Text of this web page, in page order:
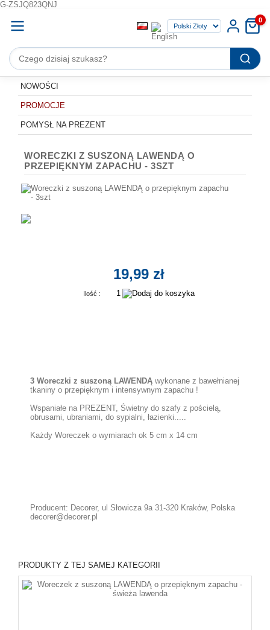
G-ZSJQ823QNJ
0
NOWOŚCI
PROMOCJE
POMYSŁ NA PREZENT
WORECZKI Z SUSZONĄ LAWENDĄ O
PRZEPIĘKNYM ZAPACHU - 3SZT
19,99 zł
Ilość :
3 Woreczki z suszoną LAWENDĄ wykonane z bawełnianej
tkaniny o przepięknym i intensywnym zapachu !
Wspaniałe na PREZENT, Świetny do szafy z pościelą,
obrusami, ubraniami, do sypialni, łazienki.....
Każdy Woreczek o wymiarach ok 5 cm x 14 cm
Producent: Decorer, ul Słowicza 9a 31-320 Kraków, Polska
decorer@decorer.pl
PRODUKTY Z TEJ SAMEJ KATEGORII